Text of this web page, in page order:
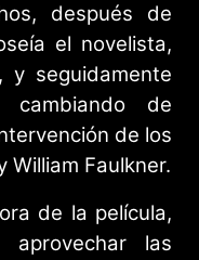
después de
el novelista,
y seguidamente
cambiando de
de los
William Faulkner.
de la película,
las